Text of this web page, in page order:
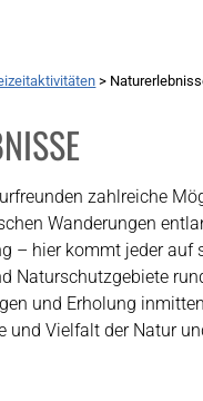
>
zahlreiche
Wanderungen
– hier kommt jeder auf
Naturschutzgebiete
und Erholung
und Vielfalt der Natur